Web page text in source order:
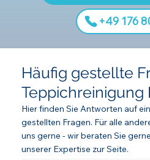
‪+49 176
Häufig gestellte
Teppichreinigung
Hier finden Sie Antworten auf
gestellten Fragen. Für alle
uns gerne - wir beraten Sie
unserer Expertise zur Seite.